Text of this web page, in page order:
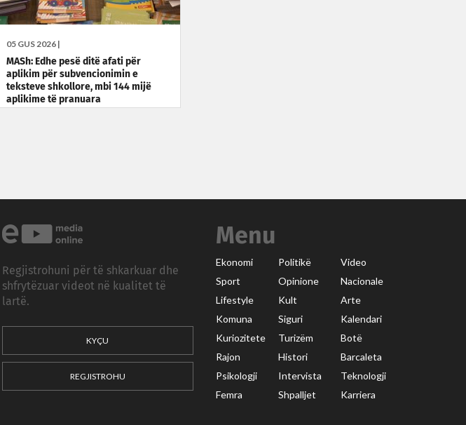
05 GUS 2026 |
MASh: Edhe pesë ditë afati për
aplikim për subvencionimin e
teksteve shkollore, mbi 144 mijë
aplikime të pranuara
Regjistrohuni për të shkarkuar dhe
shfrytëzuar videot në kualitet të
lartë.
KYÇU
REGJISTROHU
Menu
Ekonomi Politikë
Video
Sport
Opinione
Nacionale
Lifestyle
Kult
Arte
Komuna
Siguri
Kalendari
Kuriozitete
Turizëm
Botë
Rajon
Histori
Barcaleta
Psikologji
Intervista
Teknologji
Femra
Shpalljet Karriera